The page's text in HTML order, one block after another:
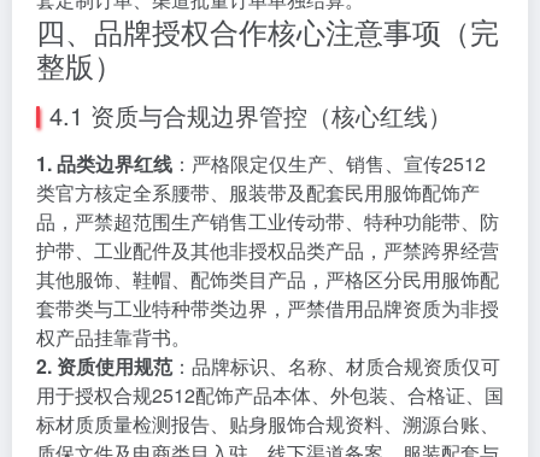
四、品牌授权合作核心注意事项（完
整版）
4.1 资质与合规边界管控（核心红线）
1. 品类边界红线 ：严格限定仅生产、销售、宣传2512
类官方核定全系腰带、服装带及配套民用服饰配饰产
品，严禁超范围生产销售工业传动带、特种功能带、防
护带、工业配件及其他非授权品类产品，严禁跨界经营
其他服饰、鞋帽、配饰类目产品，严格区分民用服饰配
套带类与工业特种带类边界，严禁借用品牌资质为非授
权产品挂靠背书。
2. 资质使用规范 ：品牌标识、名称、材质合规资质仅可
用于授权合规2512配饰产品本体、外包装、合格证、国
标材质质量检测报告、贴身服饰合规资料、溯源台账、